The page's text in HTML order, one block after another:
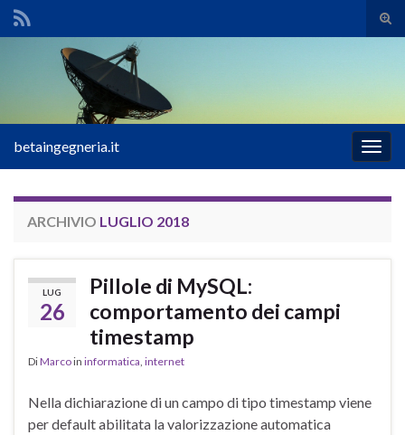
il
Search for:
la
betaingegneria.it
ARCHIVIO LUGLIO 2018
LUG
26
Pillole di MySQL:
comportamento dei campi
timestamp
DiMarcoin informatica internet
Nella dichiarazione di un campo di tipo timestamp viene
per default abilitata la valorizzazione automatica